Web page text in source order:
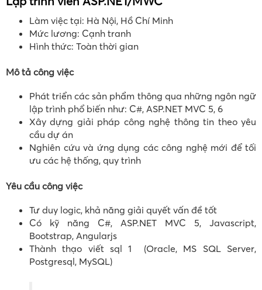
Làm việc tại: Hà Nội, Hồ Chí Minh
Mức lương: Cạnh tranh
Hình thức: Toàn thời gian
Mô tả công việc
Phát triển các sản phẩm thông qua những ngôn ngữ
lập trình phổ biến như: C#, ASP.NET MVC 5, 6
Xây dựng giải pháp công nghệ thông tin theo yêu
cầu dự án
Nghiên cứu và ứng dụng các công nghệ mới để tối
ưu các hệ thống, quy trình
Yêu cầu công việc
Tư duy logic, khả năng giải quyết vấn đề tốt
Có kỹ năng C#, ASP.NET MVC 5, Javascript,
Bootstrap, Angularjs
Thành thạo viết sql 1 (Oracle, MS SQL Server,
Postgresql, MySQL)